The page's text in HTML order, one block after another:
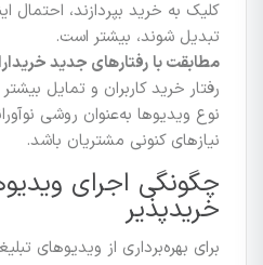
کلیک به خرید بپردازند، احتمال
تبدیل شوند، بیشتر است.
مطابقت با رفتارهای جدید
رفتار خرید کاربران و تمایل
نوع ویدیوها به‌عنوان روشی
نیازهای کنونی مشتریان باشد.
چگونگی اجرای
خریدپذیر
برای بهره‌برداری از ویدیوهای